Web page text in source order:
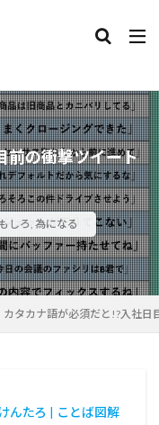
前の衝撃ツイート
しろ, 為になる
カタカナ語が必須だと!?入社
んたろ | ことば図解